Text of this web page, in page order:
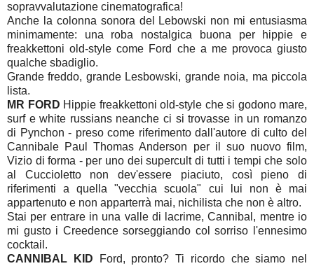
sopravvalutazione cinematografica!
Anche la colonna sonora del Lebowski non mi entusiasma
minimamente: una roba nostalgica buona per hippie e
freakkettoni old-style come Ford che a me provoca giusto
qualche sbadiglio.
Grande freddo, grande Lesbowski, grande noia, ma piccola
lista.
MR FORD Hippie freakkettoni old-style che si godono mare,
surf e white russians neanche ci si trovasse in un romanzo
di Pynchon - preso come riferimento dall'autore di culto del
Cannibale Paul Thomas Anderson per il suo nuovo film,
Vizio di forma - per uno dei supercult di tutti i tempi che solo
al Cuccioletto non dev'essere piaciuto, così pieno di
riferimenti a quella "vecchia scuola" cui lui non è mai
appartenuto e non apparterrà mai, nichilista che non è altro.
Stai per entrare in una valle di lacrime, Cannibal, mentre io
mi gusto i Creedence sorseggiando col sorriso l'ennesimo
cocktail.
CANNIBAL KID Ford, pronto? Ti ricordo che siamo nel